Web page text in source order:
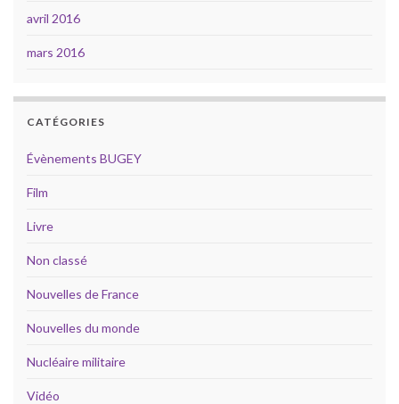
avril 2016
mars 2016
CATÉGORIES
Évènements BUGEY
Film
Livre
Non classé
Nouvelles de France
Nouvelles du monde
Nucléaire militaire
Vidéo